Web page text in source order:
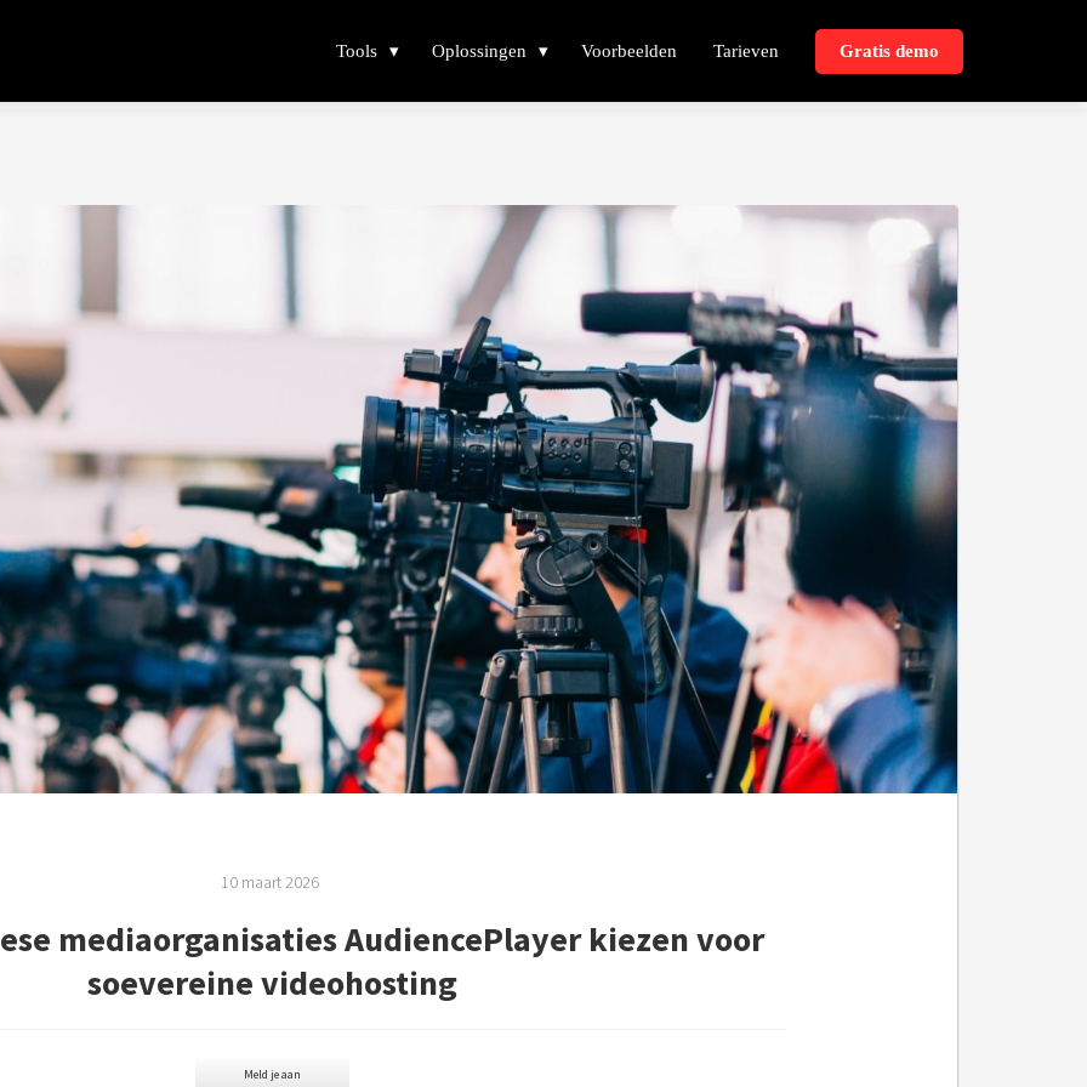
Tools Oplossingen Voorbeelden Tarieven Gratis demo
10 maart 2026
mediaorganisaties AudiencePlayer kiezen voor
soevereine videohosting
Meld je aan